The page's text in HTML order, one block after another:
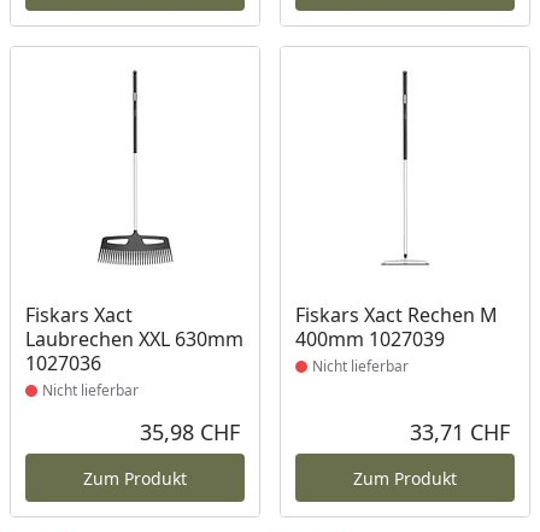
Fiskars Xact
Laubrechen XXL 630mm
1027036
Produkt nicht lieferbar
Nicht lieferbar
35,98 CHF
Zum Produkt
Fiskars Xact Rechen M
400mm 1027039
Produkt nicht lieferbar
Nicht lieferbar
33,71 CHF
Zum Produkt